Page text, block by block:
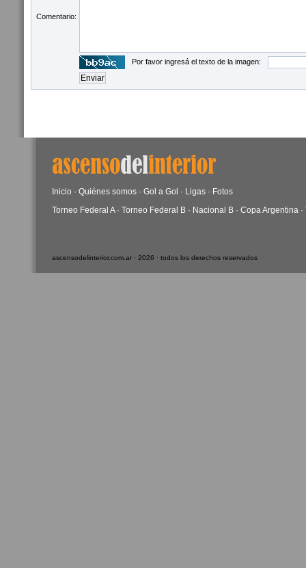
Comentario:
Por favor ingresá el texto de la imagen:
Inicio · Quiénes somos · Gol a Gol · Ligas · Fotos
Torneo Federal A· Torneo Federal B · Nacional B · Copa Argentina ·
ascensodelinterior.com.ar · 2026 · todos los derechos reservados